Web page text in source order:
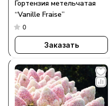
Гортензия метельчатая
“Vanille Fraise”
0
Заказать